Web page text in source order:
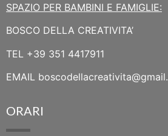
SPAZIO PER BAMBINI E FAMIGLIE:
BOSCO DELLA CREATIVITA’
TEL +39 351 4417911
EMAIL
ORARI